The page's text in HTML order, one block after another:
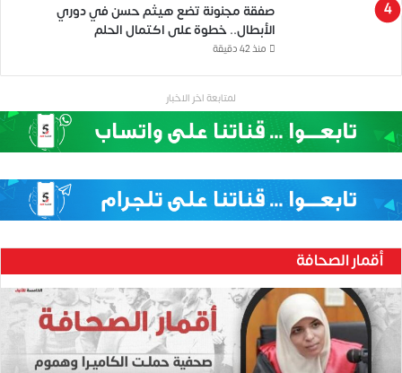
صفقة مجنونة تضع هيثم حسن في دوري
الأبطال.. خطوة على اكتمال الحلم
منذ 42 دقيقة
لمتابعة اخر الاخبار
أقمار الصحافة
ح
ن